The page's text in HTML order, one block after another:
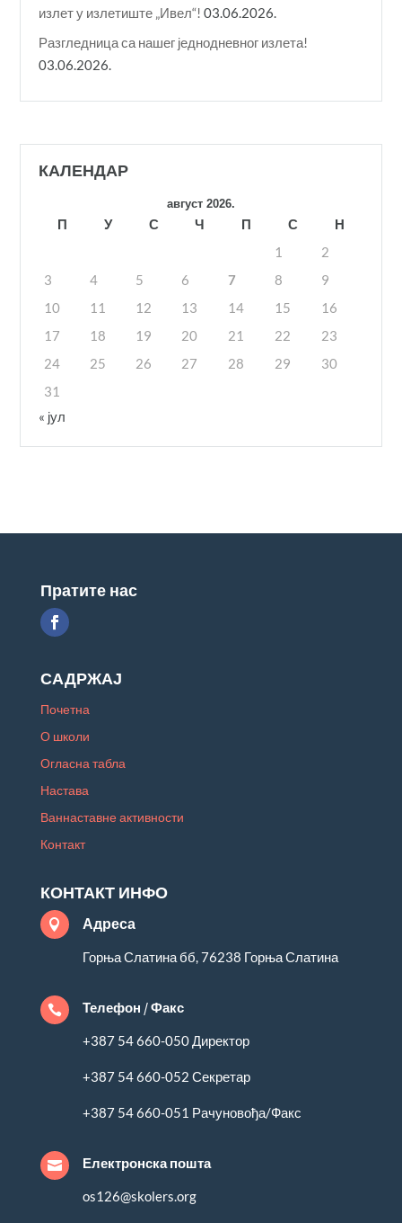
излет у излетиште „Ивел“! 03.06.2026.
Разгледница са нашег једнодневног излета!
03.06.2026.
КАЛЕНДАР
август 2026.
П У С Ч П С
Н
1
2
3
4 5 6 7 8
9
10
11 12 13 14 15
16
17
18 19 20 21 22
23
24
25 26 27 28 29
30
31
« јул
Пратите нас
САДРЖАЈ
Почетна
О школи
Огласна табла
Настава
Ваннаставне активности
Контакт
КОНТАКТ ИНФО
 Адреса
Горња Слатина бб, 76238 Горња Слатина
 Телефон / Факс
+387 54 660-050 Директор
+387 54 660-052 Секретар
+387 54 660-051 Рачуновођа/Факс
 Електронска пошта
os126@skolers.org